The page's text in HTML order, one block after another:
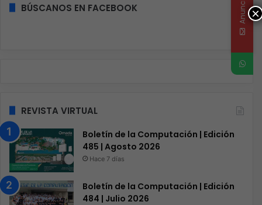
BÚSCANOS EN FACEBOOK
REVISTA VIRTUAL
Boletín de la Computación | Edición
485 | Agosto 2026
Hace 7 días
Boletín de la Computación | Edición
484 | Julio 2026
×